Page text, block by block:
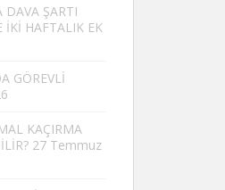
DAVA ŞARTI
İKİ HAFTALIK EK
GÖREVLİ
KAÇIRMA
27 Temmuz